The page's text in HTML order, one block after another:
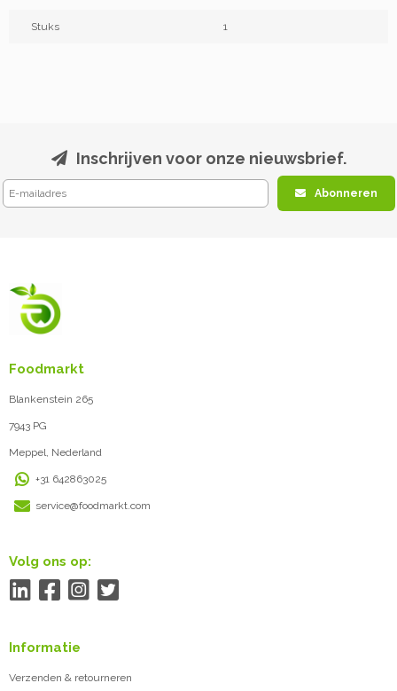
Stuks 1
Inschrijven voor onze nieuwsbrief.
Abonneren
Foodmarkt
Blankenstein 265
7943 PG
Meppel, Nederland
+31 642863025
service@foodmarkt.com
Volg ons op:
Informatie
Verzenden & retourneren